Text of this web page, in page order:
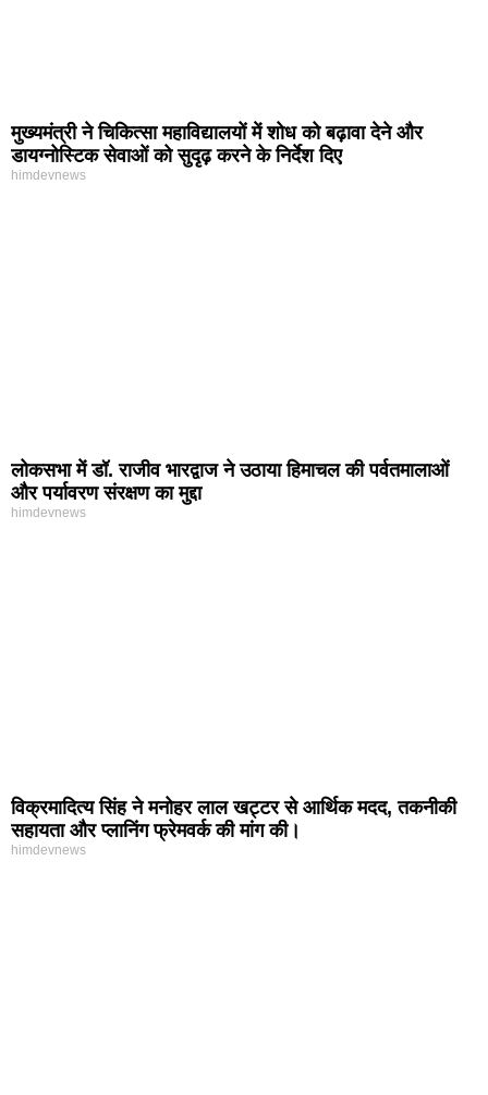
मुख्यमंत्री ने चिकित्सा महाविद्यालयों में शोध को बढ़ावा देने और
डायग्नोस्टिक सेवाओं को सुदृढ़ करने के निर्देश दिए
himdevnews
लोकसभा में डॉ. राजीव भारद्वाज ने उठाया हिमाचल की पर्वतमालाओं
और पर्यावरण संरक्षण का मुद्दा
himdevnews
विक्रमादित्य सिंह ने मनोहर लाल खट्टर से आर्थिक मदद, तकनीकी
सहायता और प्लानिंग फ्रेमवर्क की मांग की।
himdevnews